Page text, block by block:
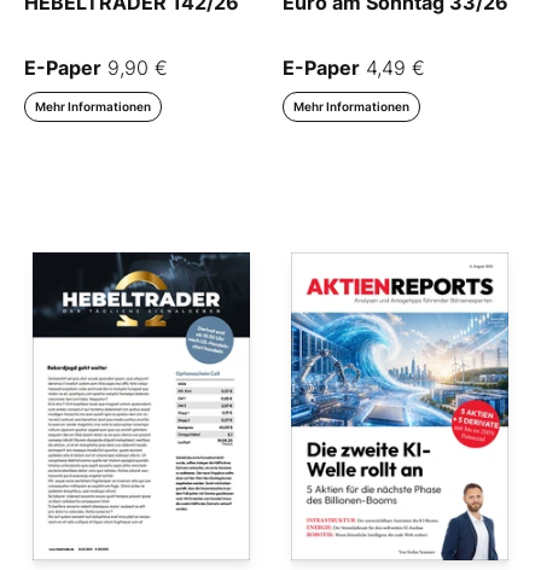
E-Paper 9,90 €
Mehr Informationen
E-Paper 4,49 €
Mehr Informationen